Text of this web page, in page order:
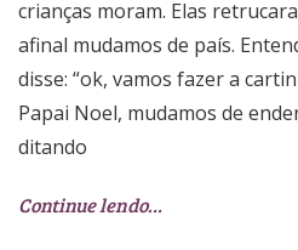
crianças moram. Elas
afinal mudamos de país.
disse: “ok, vamos fazer a
Papai Noel, mudamos de
ditando
Continue lendo…